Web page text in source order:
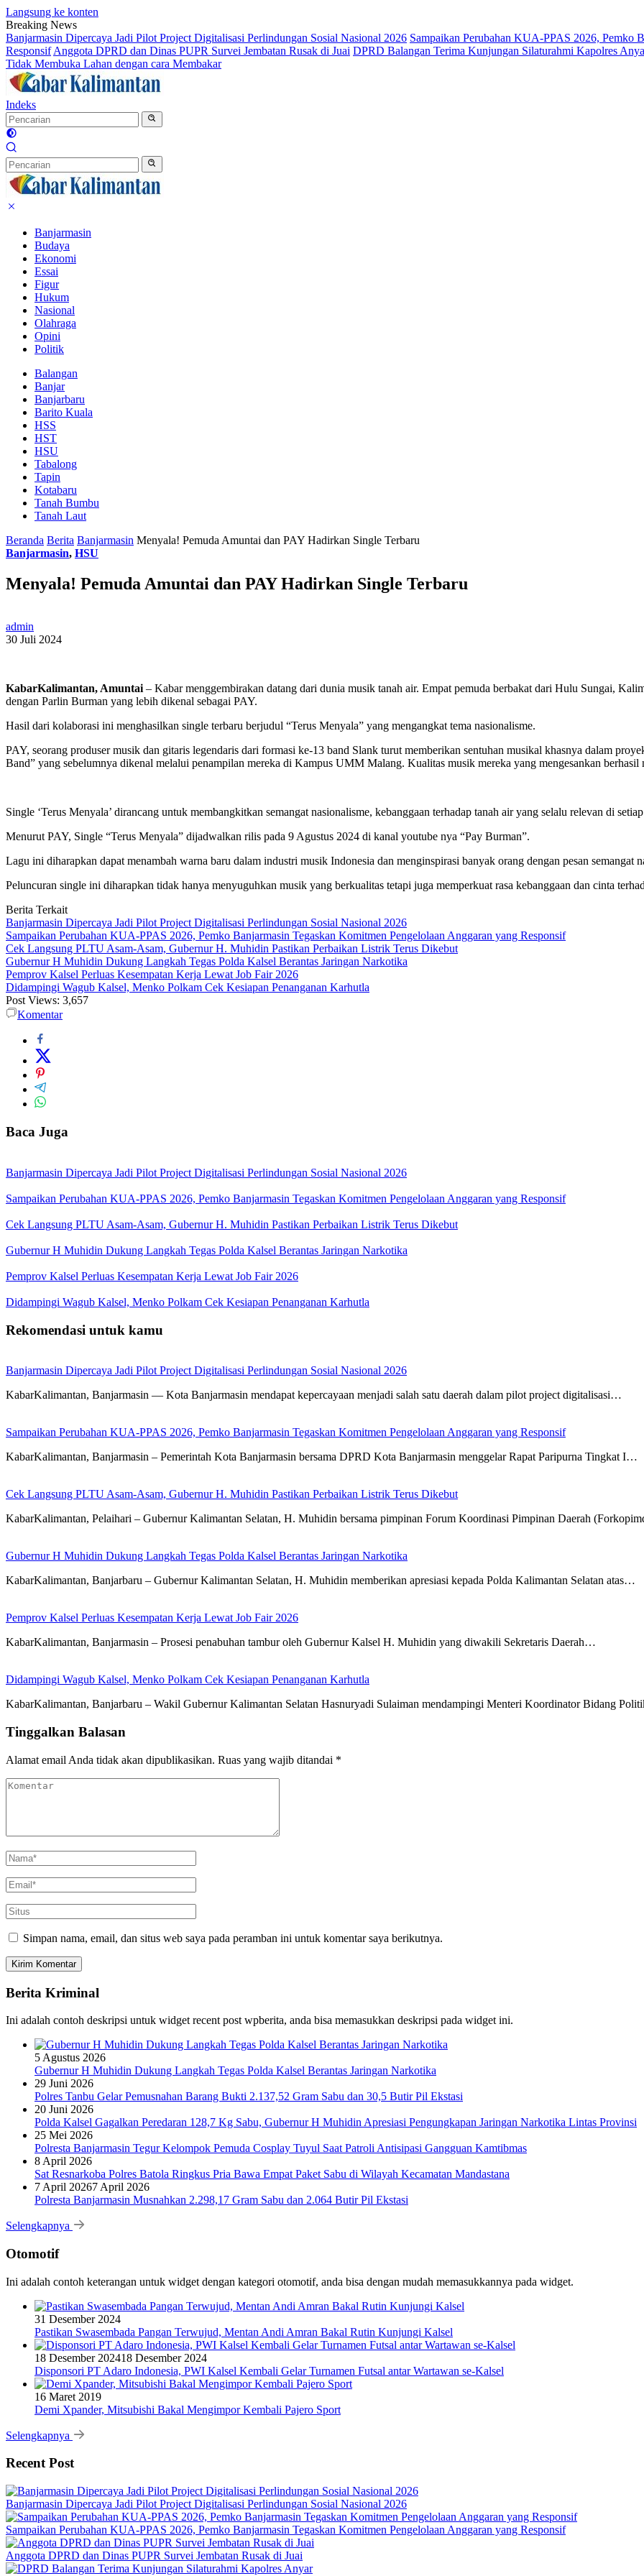
Langsung ke konten
Breaking News
Banjarmasin Dipercaya Jadi Pilot Project Digitalisasi Perlindungan Sosial Nasional 2026 Sampaikan Perubahan KUA-PPAS 2026, Pemko
Responsif Anggota DPRD dan Dinas PUPR Survei Jembatan Rusak di Juai DPRD Balangan Terima Kunjungan Silaturahmi Kapolres
Tidak Membuka Lahan dengan cara Membakar
Indeks
Banjarmasin
Budaya
Ekonomi
Essai
Figur
Hukum
Nasional
Olahraga
Opini
Politik
Balangan
Banjar
Banjarbaru
Barito Kuala
HSS
HST
HSU
Tabalong
Tapin
Kotabaru
Tanah Bumbu
Tanah Laut
Beranda Berita Banjarmasin Menyala! Pemuda Amuntai dan PAY Hadirkan Single Terbaru
Banjarmasin, HSU
Menyala! Pemuda Amuntai dan PAY Hadirkan Single Terbaru
admin
30 Juli 2024
KabarKalimantan, Amuntai– Kabar menggembirakan datang dari dunia musik tanah air. Empat pemuda berbakat dari Hulu Sungai,
dengan Parlin Burman yang lebih dikenal sebagai PAY.
Hasil dari kolaborasi ini menghasilkan single terbaru berjudul “Terus Menyala” yang mengangkat tema nasionalisme.
PAY, seorang produser musik dan gitaris legendaris dari formasi ke-13 band Slank turut memberikan sentuhan musikal khasnya dalam
Band” yang sebelumnya dikenal melalui penampilan mereka di Kampus UMM Malang. Kualitas musik mereka yang mengesankan berhasil
Single ‘Terus Menyala’ dirancang untuk membangkitkan semangat nasionalisme, kebanggaan terhadap tanah air yang selalu relevan di
Menurut PAY, Single “Terus Menyala” dijadwalkan rilis pada 9 Agustus 2024 di kanal youtube nya “Pay Burman”.
Lagu ini diharapkan dapat menambah warna baru dalam industri musik Indonesia dan menginspirasi banyak orang dengan pesan semangat
Peluncuran single ini diharapkan tidak hanya menyuguhkan musik yang berkualitas tetapi juga memperkuat rasa kebanggaan dan cinta
Berita Terkait
Banjarmasin Dipercaya Jadi Pilot Project Digitalisasi Perlindungan Sosial Nasional 2026
Sampaikan Perubahan KUA-PPAS 2026, Pemko Banjarmasin Tegaskan Komitmen Pengelolaan Anggaran yang Responsif
Cek Langsung PLTU Asam-Asam, Gubernur H. Muhidin Pastikan Perbaikan Listrik Terus Dikebut
Gubernur H Muhidin Dukung Langkah Tegas Polda Kalsel Berantas Jaringan Narkotika
Pemprov Kalsel Perluas Kesempatan Kerja Lewat Job Fair 2026
Didampingi Wagub Kalsel, Menko Polkam Cek Kesiapan Penanganan Karhutla
Post Views: 3,657
Komentar
Baca Juga
Banjarmasin Dipercaya Jadi Pilot Project Digitalisasi Perlindungan Sosial Nasional 2026
Sampaikan Perubahan KUA-PPAS 2026, Pemko Banjarmasin Tegaskan Komitmen Pengelolaan Anggaran yang Responsif
Cek Langsung PLTU Asam-Asam, Gubernur H. Muhidin Pastikan Perbaikan Listrik Terus Dikebut
Gubernur H Muhidin Dukung Langkah Tegas Polda Kalsel Berantas Jaringan Narkotika
Pemprov Kalsel Perluas Kesempatan Kerja Lewat Job Fair 2026
Didampingi Wagub Kalsel, Menko Polkam Cek Kesiapan Penanganan Karhutla
Rekomendasi untuk kamu
Banjarmasin Dipercaya Jadi Pilot Project Digitalisasi Perlindungan Sosial Nasional 2026
KabarKalimantan, Banjarmasin — Kota Banjarmasin mendapat kepercayaan menjadi salah satu daerah dalam pilot project digitalisasi…
Sampaikan Perubahan KUA-PPAS 2026, Pemko Banjarmasin Tegaskan Komitmen Pengelolaan Anggaran yang Responsif
KabarKalimantan, Banjarmasin – Pemerintah Kota Banjarmasin bersama DPRD Kota Banjarmasin menggelar Rapat Paripurna Tingkat I…
Cek Langsung PLTU Asam-Asam, Gubernur H. Muhidin Pastikan Perbaikan Listrik Terus Dikebut
KabarKalimantan, Pelaihari – Gubernur Kalimantan Selatan, H. Muhidin bersama pimpinan Forum Koordinasi Pimpinan Daerah
Gubernur H Muhidin Dukung Langkah Tegas Polda Kalsel Berantas Jaringan Narkotika
KabarKalimantan, Banjarbaru – Gubernur Kalimantan Selatan, H. Muhidin memberikan apresiasi kepada Polda Kalimantan Selatan atas…
Pemprov Kalsel Perluas Kesempatan Kerja Lewat Job Fair 2026
KabarKalimantan, Banjarmasin – Prosesi penabuhan tambur oleh Gubernur Kalsel H. Muhidin yang diwakili Sekretaris Daerah…
Didampingi Wagub Kalsel, Menko Polkam Cek Kesiapan Penanganan Karhutla
KabarKalimantan, Banjarbaru – Wakil Gubernur Kalimantan Selatan Hasnuryadi Sulaiman mendampingi Menteri Koordinator Bidang
Tinggalkan Balasan
Alamat email Anda tidak akan dipublikasikan. Ruas yang wajib ditandai *
Simpan nama, email, dan situs web saya pada peramban ini untuk komentar saya berikutnya.
Berita Kriminal
Ini adalah contoh deskripsi untuk widget recent post wpberita, anda bisa memasukkan deskripsi pada widget ini.
5 Agustus 2026
Gubernur H Muhidin Dukung Langkah Tegas Polda Kalsel Berantas Jaringan Narkotika
29 Juni 2026
Polres Tanbu Gelar Pemusnahan Barang Bukti 2.137,52 Gram Sabu dan 30,5 Butir Pil Ekstasi
20 Juni 2026
Polda Kalsel Gagalkan Peredaran 128,7 Kg Sabu, Gubernur H Muhidin Apresiasi Pengungkapan Jaringan Narkotika Lintas Provinsi
25 Mei 2026
Polresta Banjarmasin Tegur Kelompok Pemuda Cosplay Tuyul Saat Patroli Antisipasi Gangguan Kamtibmas
8 April 2026
Sat Resnarkoba Polres Batola Ringkus Pria Bawa Empat Paket Sabu di Wilayah Kecamatan Mandastana
7 April 20267 April 2026
Polresta Banjarmasin Musnahkan 2.298,17 Gram Sabu dan 2.064 Butir Pil Ekstasi
Selengkapnya
Otomotif
Ini adalah contoh keterangan untuk widget dengan kategori otomotif, anda bisa dengan mudah memasukkannya pada widget.
31 Desember 2024
Pastikan Swasembada Pangan Terwujud, Mentan Andi Amran Bakal Rutin Kunjungi Kalsel
18 Desember 202418 Desember 2024
Disponsori PT Adaro Indonesia, PWI Kalsel Kembali Gelar Turnamen Futsal antar Wartawan se-Kalsel
16 Maret 2019
Demi Xpander, Mitsubishi Bakal Mengimpor Kembali Pajero Sport
Selengkapnya
Recent Post
Banjarmasin Dipercaya Jadi Pilot Project Digitalisasi Perlindungan Sosial Nasional 2026
Sampaikan Perubahan KUA-PPAS 2026, Pemko Banjarmasin Tegaskan Komitmen Pengelolaan Anggaran yang Responsif
Anggota DPRD dan Dinas PUPR Survei Jembatan Rusak di Juai